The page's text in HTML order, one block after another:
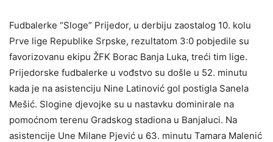
Fudbalerke “Sloge” Prijedor, u derbiju zaostalog 10. kolu
Prve lige Republike Srpske, rezultatom 3:0 pobjedile su
favorizovanu ekipu ŽFK Borac Banja Luka, treći tim lige.
Prijedorske fudbalerke u vođstvo su došle u 52. minutu
kada je na asistenciju Nine Latinović gol postigla Sanela
Mešić. Slogine djevojke su u nastavku dominirale na
pomoćnom terenu Gradskog stadiona u Banjaluci. Na
asistencije Une Milane Pjević u 63. minutu Tamara Malenić